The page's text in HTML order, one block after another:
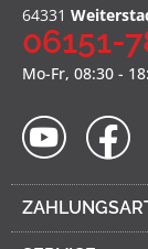
64331
06151-
Mo-Fr, 08:30 -